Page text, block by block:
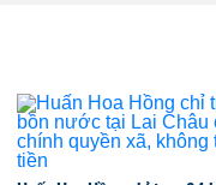
TTCK, ai đã mua vào?